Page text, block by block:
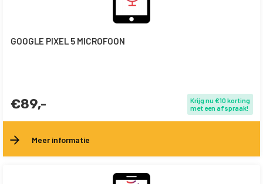
GOOGLE PIXEL 5 MICROFOON
€89,-
Krijg nu €10 korting
met een afspraak!
Meer informatie